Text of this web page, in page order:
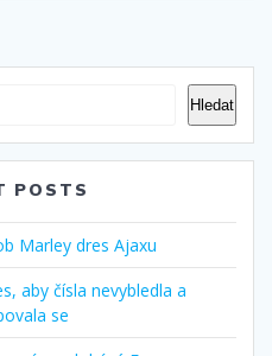
Hledat
POSTS
Marley dres Ajaxu
aby čísla nevybledla a
se